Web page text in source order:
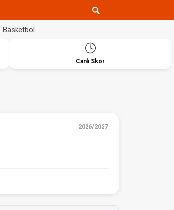
Basketbol
Canlı Skor
2026/2027